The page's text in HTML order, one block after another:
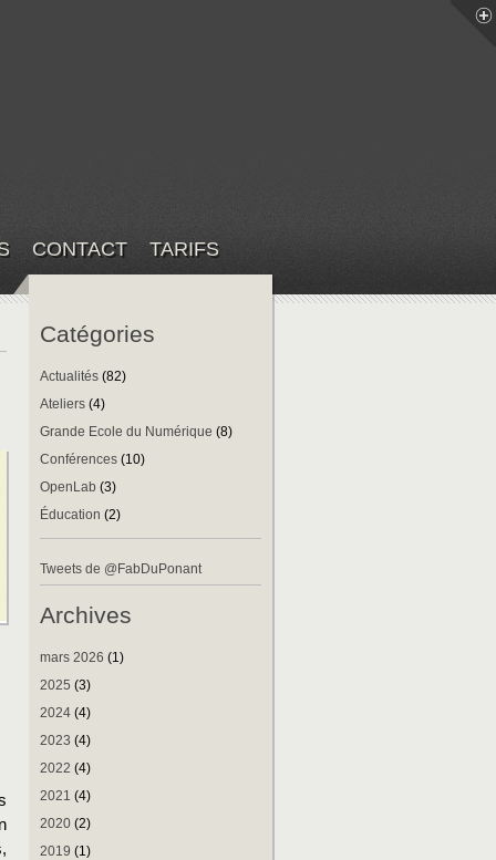
CONTACT TARIFS
Catégories
Actualités (82)
Ateliers (4)
Grande Ecole du Numérique (8)
Conférences (10)
OpenLab (3)
Éducation (2)
Tweets de @FabDuPonant
Archives
mars 2026 (1)
2025 (3)
2024 (4)
2023 (4)
2022 (4)
2021 (4)
2020 (2)
2019 (1)